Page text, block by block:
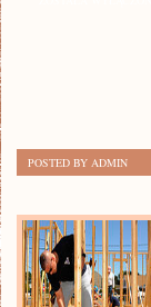
POSTED BY ADMIN